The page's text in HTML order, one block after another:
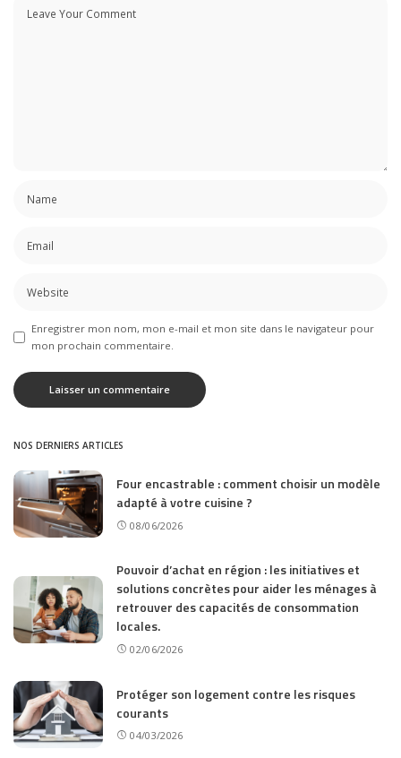
Enregistrer mon nom, mon e-mail et mon site dans le navigateur pour
mon prochain commentaire.
NOS DERNIERS ARTICLES
Four encastrable : comment choisir un modèle
adapté à votre cuisine ?
08/06/2026
Pouvoir d’achat en région : les initiatives et
solutions concrètes pour aider les ménages à
retrouver des capacités de consommation
locales.
02/06/2026
Protéger son logement contre les risques
courants
04/03/2026